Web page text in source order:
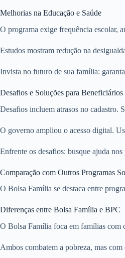
Melhorias na Educação e Saúde
O programa exige frequência escolar,
Estudos mostram redução na
Invista no futuro de sua família:
Desafios e Soluções para Beneficiários
Desafios incluem atrasos no cadastro.
O governo ampliou o acesso digital.
Enfrente os desafios: busque ajuda
Comparação com Outros Programas
O Bolsa Família se destaca entre
Diferenças entre Bolsa Família e BPC
O Bolsa Família foca em famílias com
Ambos combatem a pobreza, mas